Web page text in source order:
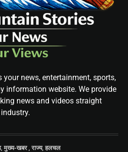
news, entertainment, sports,
information website. We provide
news and videos straight
,मुख्य-खबर ,राज्य,हलचल